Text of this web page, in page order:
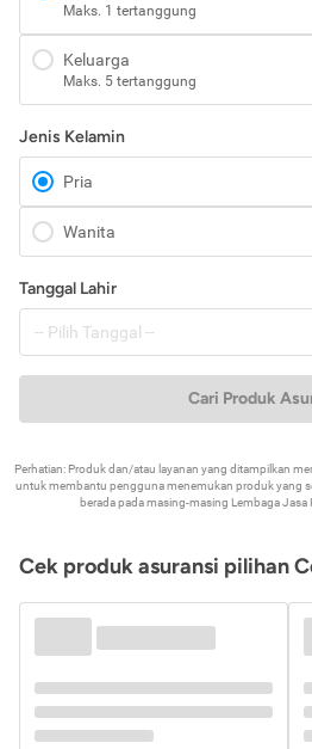
Maks. 1 tertanggung
Keluarga
Maks. 5 tertanggung
Jenis Kelamin
Pria
Wanita
Tanggal Lahir
Cari Produk
Perhatian: Produk dan/atau layanan yang ditampilkan
untuk membantu pengguna menemukan produk yang
berada pada masing-masing Lembaga Jasa
Cek produk asuransi pilihan